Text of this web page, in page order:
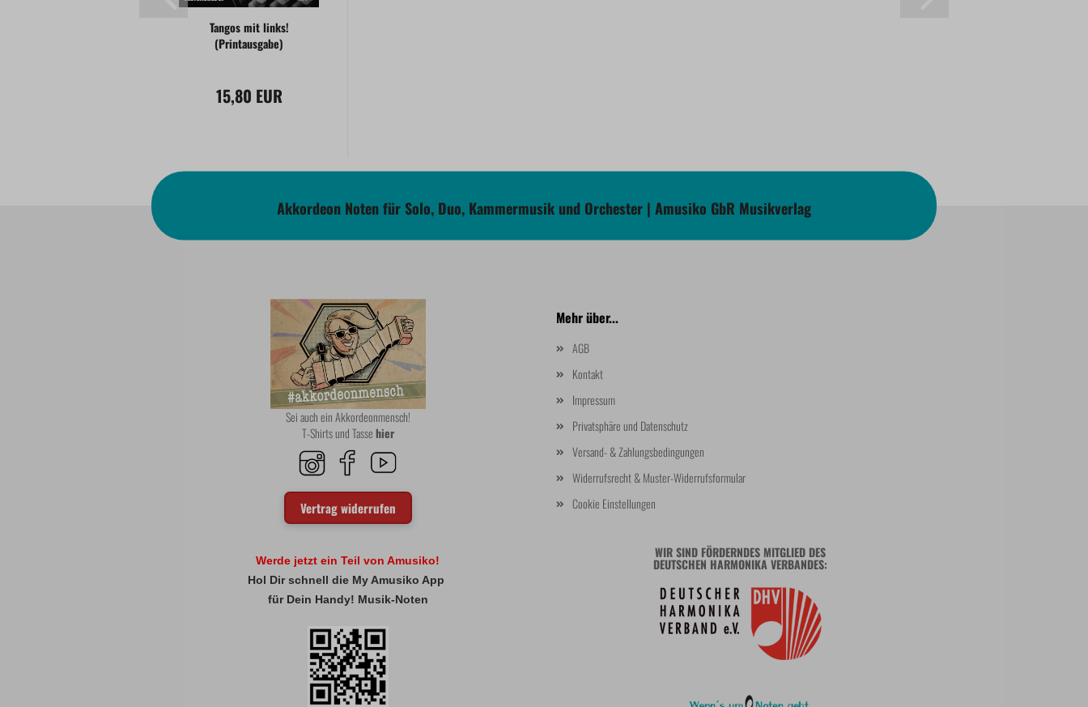
Tangos mit links!
(Printausgabe)
15,80 EUR
Akkordeon Noten für Solo, Duo, Kammermusik und Orchester | Amusiko GbR Musikverlag
Sei auch ein Akkordeonmensch!
T-Shirts und Tassehier
Vertrag widerrufen
Mehr über...
AGB
Kontakt
Impressum
Privatsphäre und Datenschutz
Versand- & Zahlungsbedingungen
Widerrufsrecht & Muster-Widerrufsformular
Cookie Einstellungen
Werde jetzt ein Teil von Amusiko!
Hol Dir schnell die My Amusiko App
für Dein Handy! Musik-Noten
WIR SIND FÖRDERNDES MITGLIED DES
DEUTSCHEN HARMONIKA VERBANDES: